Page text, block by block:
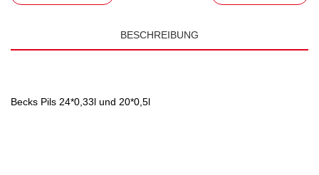
BESCHREIBUNG
Becks Pils 24*0,33l und 20*0,5l